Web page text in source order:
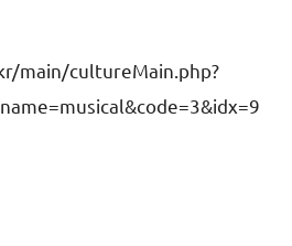
main/cultureMain.php?